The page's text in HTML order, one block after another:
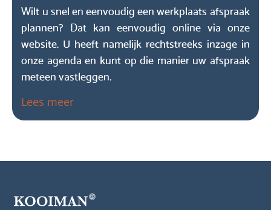
Wilt u snel en eenvoudig een werkplaats afspraak
plannen? Dat kan eenvoudig online via onze
website. U heeft namelijk rechtstreeks inzage in
onze agenda en kunt op die manier uw afspraak
meteen vastleggen.
Lees meer